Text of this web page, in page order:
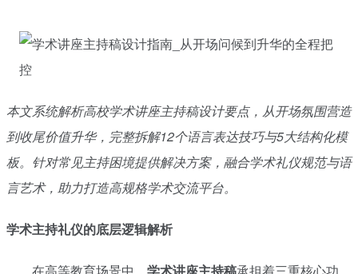
本文系统解析高校学术讲座主持稿设计要点，从开场氛围营造
到收尾价值升华，完整拆解12个语言表达技巧与5大结构化模
板。针对常见主持困境提供解决方案，融合学术礼仪规范与语
言艺术，助力打造高规格学术交流平台。
学术主持礼仪的底层逻辑解析
在高等教育场景中， 学术讲座主持稿承担着三重核心功